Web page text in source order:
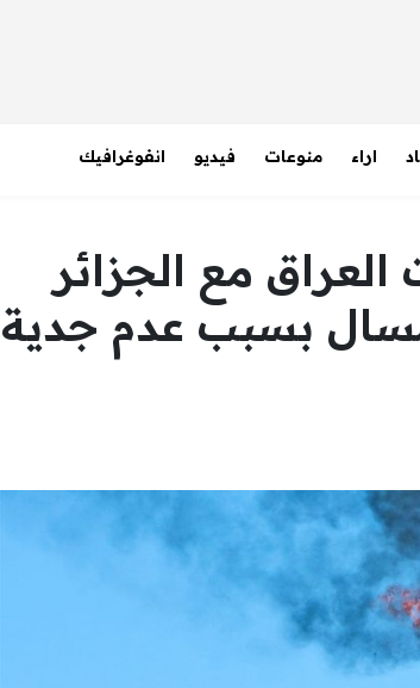
اراء منوعات فيديو انفوغرافيك
مع الجزائر
بسبب عدم جدية